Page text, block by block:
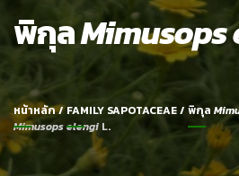
พิกุลMimusops
หน้าหลัก/FAMILY SAPOTACEAE/ พิกุล
Mimusops elengi L.